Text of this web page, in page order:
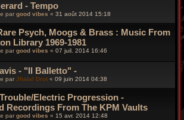
- Tempo
par good vibes « 31 août 2014 15:18
Psych, Moogs & Brass : Music From
Library 1969-1981
par good vibes « 07 juil. 2014 16:46
- "Il Balletto" -
par Jhalal Drut « 09 juin 2014 04:38
Electric Progression -
Recordings From The KPM Vaults
par good vibes « 15 avr. 2014 12:48